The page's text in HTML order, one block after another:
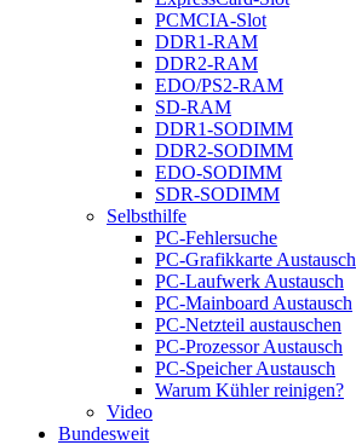
PCMCIA-Slot
DDR1-RAM
DDR2-RAM
EDO/PS2-RAM
SD-RAM
DDR1-SODIMM
DDR2-SODIMM
EDO-SODIMM
SDR-SODIMM
Selbsthilfe
PC-Fehlersuche
PC-Grafikkarte Austausch
PC-Laufwerk Austausch
PC-Mainboard Austausch
PC-Netzteil austauschen
PC-Prozessor Austausch
PC-Speicher Austausch
Warum Kühler reinigen?
Video
Bundesweit